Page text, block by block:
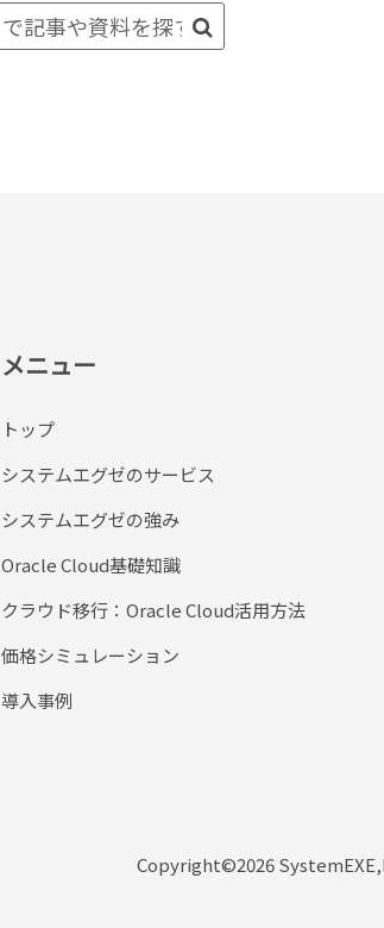
メニュー
トップ
システムエグゼのサービス
システムエグゼの強み
Oracle Cloud基礎知識
クラウド移行：Oracle Cloud活用方法
価格シミュレーション
導入事例
Copyright©2026